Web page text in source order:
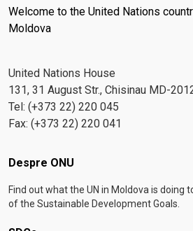
Welcome to the United Nations
Moldova
United Nations House
131, 31 August Str., Chisinau MD-
Tel: (+373 22) 220 045
Fax: (+373 22) 220 041
Footer menu
Despre ONU
Find out what the UN in Moldova is doing
of the Sustainable Development Goals.